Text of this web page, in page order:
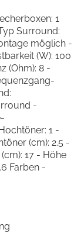
1
Surround:
möglich -
(W): 100
(Ohm): 8 -
-
1 -
(cm): 2.5 -
17 - Höhe
Farben -